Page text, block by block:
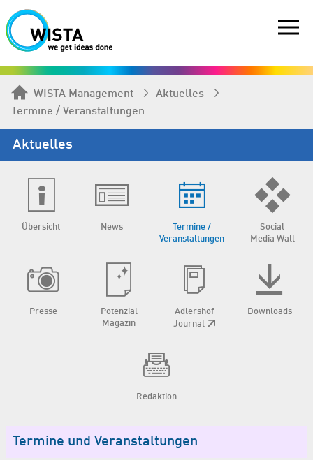
WISTA Management
Aktuelles
Termine / Veranstaltungen
Aktuelles
Übersicht News
Termine /
Veranstaltungen
Social
Media Wall
Presse
Potenzial
Magazin
Adlershof
Journal
Downloads
Redaktion
Termine und Veranstaltungen